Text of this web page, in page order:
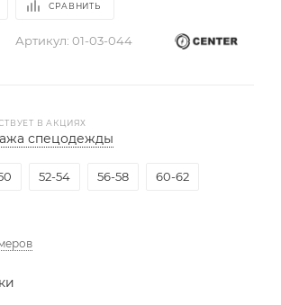
СРАВНИТЬ
Артикул: 01-03-044
В АКЦИЯХ
спецодежды
52-54 56-58 60-62